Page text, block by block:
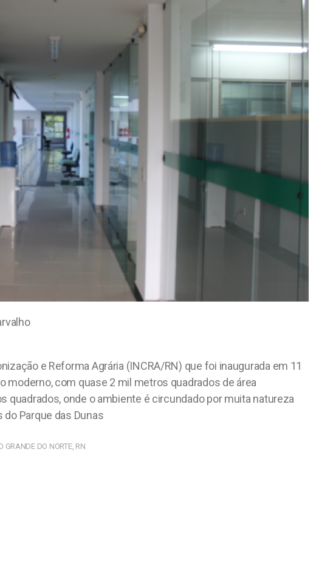
e Reforma Agrária (INCRA/RN) que foi inaugurada em 11
moderno, com quase 2 mil metros quadrados de área
quadrados, onde o ambiente é circundado por muita natureza
Parque das Dunas
GRANDE DO NORTE, RN